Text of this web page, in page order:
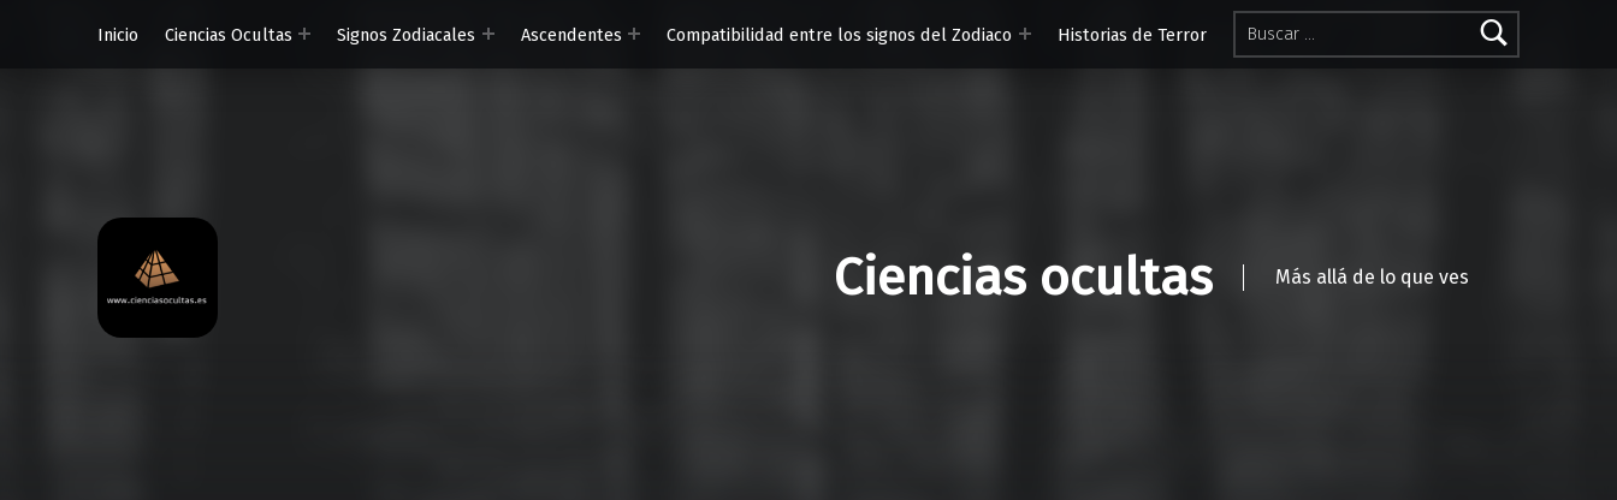
Buscar:
Inicio
Ciencias Ocultas Signos Zodiacales Ascendentes Compatibilidad entre los signos del Zodiaco Historias de Terror
Ciencias ocultas Más allá de lo que ves